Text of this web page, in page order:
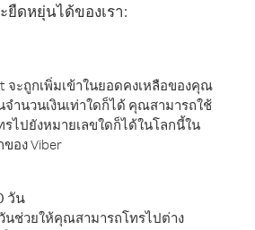
ยืดหยุ่นได้ของเรา:
จะถูกเพิ่มเข้าในยอดคงเหลือของคุณ
ำนวนเงินเท่าใดก็ได้ คุณสามารถใช้
ไปยังหมายเลขใดก็ได้ในโลกนี้ใน
อง Viber
วัน
นช่วยให้คุณสามารถโทรไปต่าง